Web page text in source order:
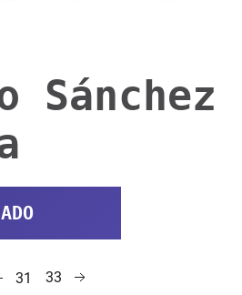
Sánchez
31 33